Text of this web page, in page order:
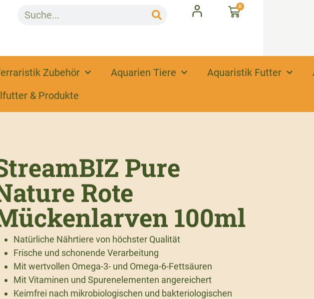
0
Zubehör Aquarien Tiere Aquaristik Futter
& Produkte
Pure
Rote
100ml
Natürliche Nährtiere von höchster Qualität
Frische und schonende Verarbeitung
Mit wertvollen Omega-3- und Omega-6-Fettsäuren
Mit Vitaminen und Spurenelementen angereichert
Keimfrei nach mikrobiologischen und bakteriologischen